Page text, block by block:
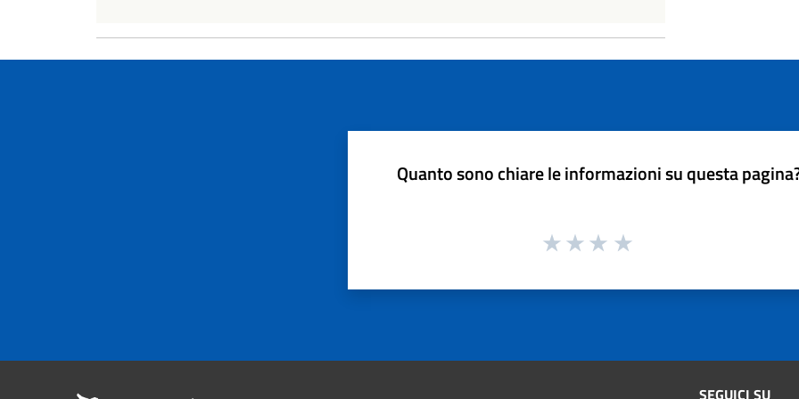
Quanto sono chiare le informazioni su questa
SEGUICI SU